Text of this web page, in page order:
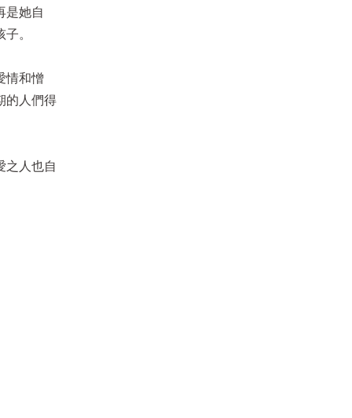
是她自
。
情和憎
的人們得
之人也自